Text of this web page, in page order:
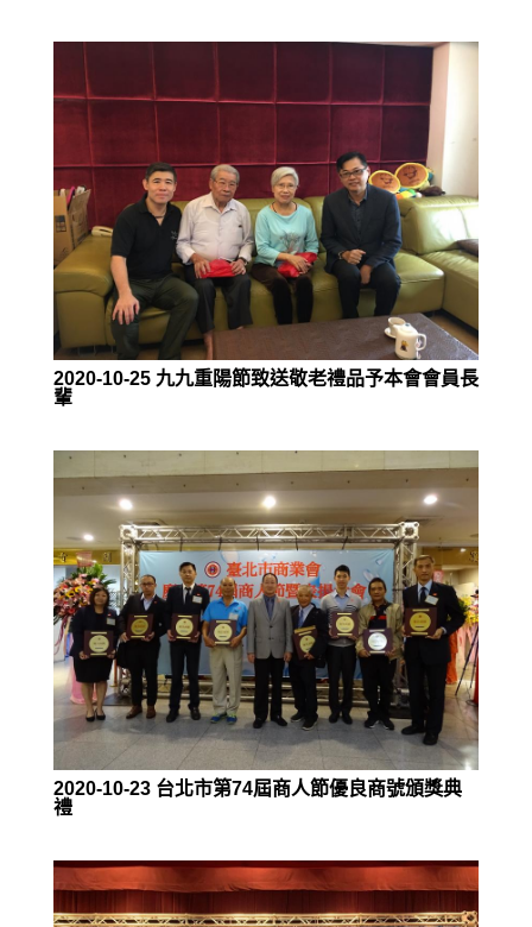
2020-10-25 九九重陽節致送敬老禮品予本會會員長
輩
2020-10-23 台北市第74屆商人節優良商號頒獎典
禮